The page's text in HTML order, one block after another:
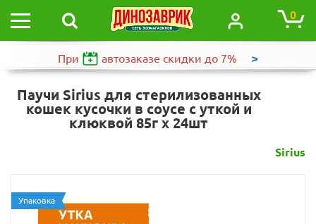
0
При автозаказе скидки до 7% >
Паучи Sirius для стерилизованных
кошек кусочки в соусе с уткой и
клюквой 85г х 24шт
Sirius
Упаковка